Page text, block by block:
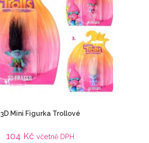
3D Mini Figurka Trollové
104 Kč včetně DPH